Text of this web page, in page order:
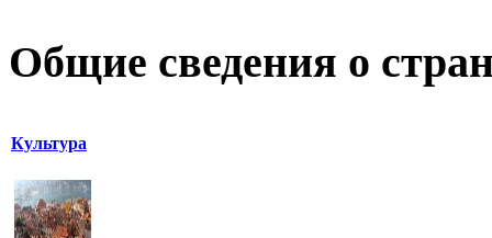
Общие сведения о
Культура